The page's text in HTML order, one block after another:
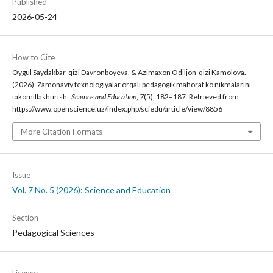
2026-05-24
How to Cite
Oygul Saydakbar-qizi Davronboyeva, & Azimaxon Odiljon-qizi Kamolova.
(2026). Zamonaviy texnologiyalar orqali pedagogik mahorat ko‘nikmalarini
takomillashtirish . Science and Education, 7(5), 182–187. Retrieved from
https://www.openscience.uz/index.php/sciedu/article/view/8856
More Citation Formats
Issue
Vol. 7 No. 5 (2026): Science and Education
Section
Pedagogical Sciences